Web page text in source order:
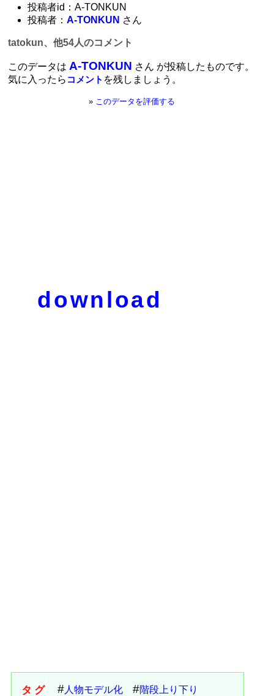
投稿者id：A-TONKUN
投稿者：A-TONKUN さん
tatokun、他54人のコメント
このデータは A-TONKUN さん が投稿したものです。
気に入ったら コメント を残しましょう。
» このデータを評価する
download
タグ 人物モデル化 階段上り下り